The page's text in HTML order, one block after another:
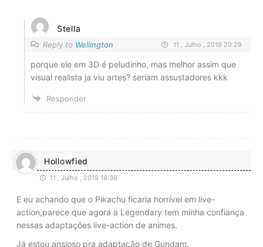
Stella
Reply to Wellington 11 , Julho , 2019 20:29
porque ele em 3D é peludinho, mas melhor assim que
visual realista ja viu artes? seriam assustadores kkk
Responder
Hollowfied
11 , Julho , 2019 18:36
E eu achando que o Pikachu ficaria horrível em live-
action,parece que agora a Legendary tem minha confiança
nessas adaptações live-action de animes.
Já estou ansioso pra adaptação de Gundam.